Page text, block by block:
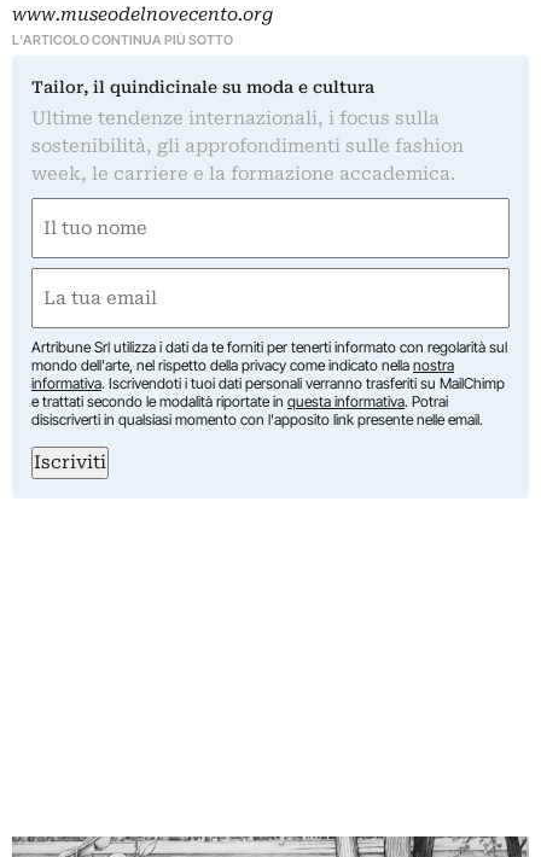
www.museodelnovecento.org
L'ARTICOLO CONTINUA PIÙ SOTTO
Tailor, il quindicinale su moda e cultura
Ultime tendenze internazionali, i focus sulla
sostenibilità, gli approfondimenti sulle fashion
week, le carriere e la formazione accademica.
(Obbligatorio)
(Obbligatorio)
Artribune Srl utilizza i dati da te forniti per tenerti informato con regolarità sul
mondo dell'arte, nel rispetto della privacy come indicato nella nostra
informativa. Iscrivendoti i tuoi dati personali verranno trasferiti su MailChimp
e trattati secondo le modalità riportate in questa informativa. Potrai
disiscriverti in qualsiasi momento con l'apposito link presente nelle email.
Iscriviti